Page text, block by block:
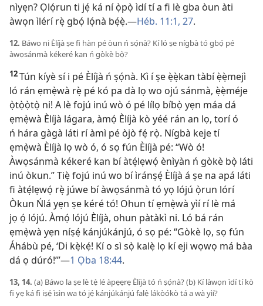
nìyẹn? Ọlọ́run ti jẹ́ ká ní ọ̀pọ̀ ìdí tí a fi lè gba òun àti
àwọn ìlérí rẹ̀ gbọ́ lọ́nà bẹ́ẹ̀.—Héb. 11:1, 27.
12. Báwo ni Èlíjà ṣe fi hàn pé òun ń sọ́nà? Kí ló ṣe nígbà tó gbọ́ pé
àwọsánmà kékeré kan ń gòkè bọ̀?
12Tún kíyè sí i pé Èlíjà ń ṣọ́nà. Kì í ṣe ẹ̀ẹ̀kan tàbí ẹ̀ẹ̀mejì
ló rán ẹmẹ̀wà rẹ̀ pé kó pa dà lọ wo ojú sánmà, ẹ̀ẹ̀méje
ọ̀tọ̀ọ̀tọ̀ ni! A lè fojú inú wò ó pé lílọ bíbọ̀ yẹn máa dá
ẹmẹ̀wà Èlíjà lágara, àmọ́ Èlíjà kò yéé rán an lọ, torí ó
ń hára gàgà láti rí àmì pé òjò fẹ́ rọ̀. Nígbà keje tí
ẹmẹ̀wà Èlíjà lọ wò ó, ó sọ fún Èlíjà pé: “Wò ó!
Àwọsánmà kékeré kan bí àtẹ́lẹwọ́ ènìyàn ń gòkè bọ̀ láti
inú òkun.” Tiẹ̀ fojú inú wo bí ìránṣẹ́ Èlíjà á ṣe na apá láti
fi àtẹ́lẹwọ́ rẹ̀ júwe bí àwọsánmà tó yọ lójú ọ̀run lórí
Òkun Ńlá yẹn ṣe kéré tó! Ohun tí ẹmẹ̀wà yìí rí lè má
jọ ọ́ lójú. Àmọ́ lójú Èlíjà, ohun pàtàkì ni. Ló bá rán
ẹmẹ̀wà yẹn níṣẹ́ kánjúkánjú, ó sọ pé: “Gòkè lọ, sọ fún
Áhábù pé, ‘Di kẹ̀kẹ́! Kí o sì sọ̀ kalẹ̀ lọ kí eji wọwọ má bàa
dá ọ dúró!’”—1 Ọba 18:44.
13, 14. (a) Báwo la ṣe lè tẹ̀ lé àpẹẹrẹ Èlíjà tó ń ṣọ́nà? (b) Kí làwọn ìdí tí kò
fi yẹ ká fi iṣẹ́ ìsìn wa tó jẹ́ kánjúkánjú falẹ̀ lákòókò tá a wà yìí?